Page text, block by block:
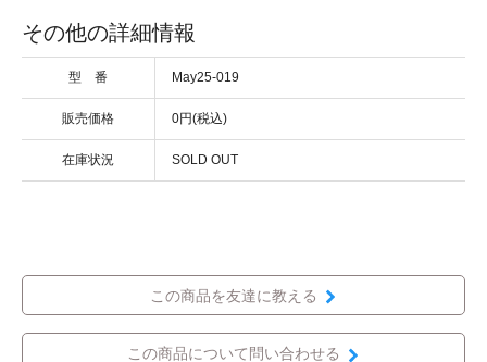
その他の詳細情報
型 番 May25-019
販売価格 0円(税込)
在庫状況 SOLD OUT
この商品を友達に教える
この商品について問い合わせる